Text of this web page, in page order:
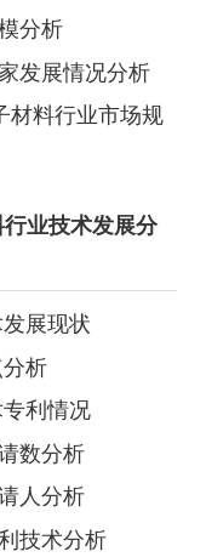
分析
发展情况分析
料行业市场规
业技术发展分
展现状
析
利情况
数分析
人分析
技术分析